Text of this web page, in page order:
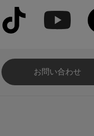
お問い合わせ